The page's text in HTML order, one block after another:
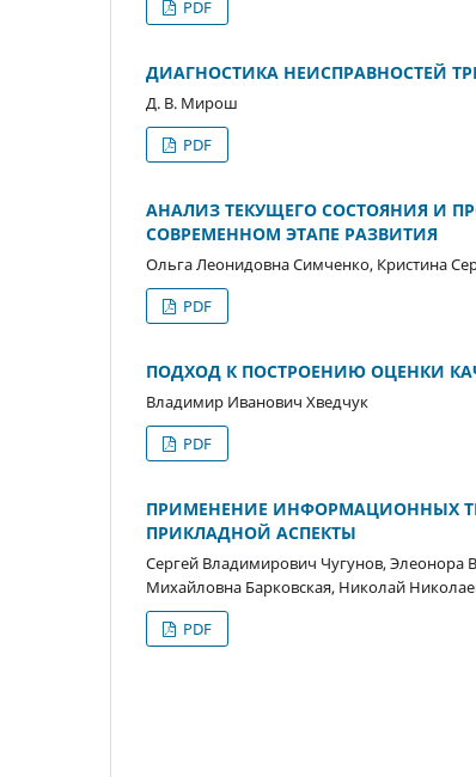
PDF
ДИАГНОСТИКА НЕИСПРАВНОСТЕЙ
Д. В. Мирош
PDF
АНАЛИЗ ТЕКУЩЕГО СОСТОЯНИЯ И
СОВРЕМЕННОМ ЭТАПЕ РАЗВИТИЯ
Ольга Леонидовна Симченко, Кристина
PDF
ПОДХОД К ПОСТРОЕНИЮ ОЦЕНКИ
Владимир Иванович Хведчук
PDF
ПРИМЕНЕНИЕ ИНФОРМАЦИОННЫХ
ПРИКЛАДНОЙ АСПЕКТЫ
Сергей Владимирович Чугунов, Элеонора
Михайловна Барковская, Николай
PDF